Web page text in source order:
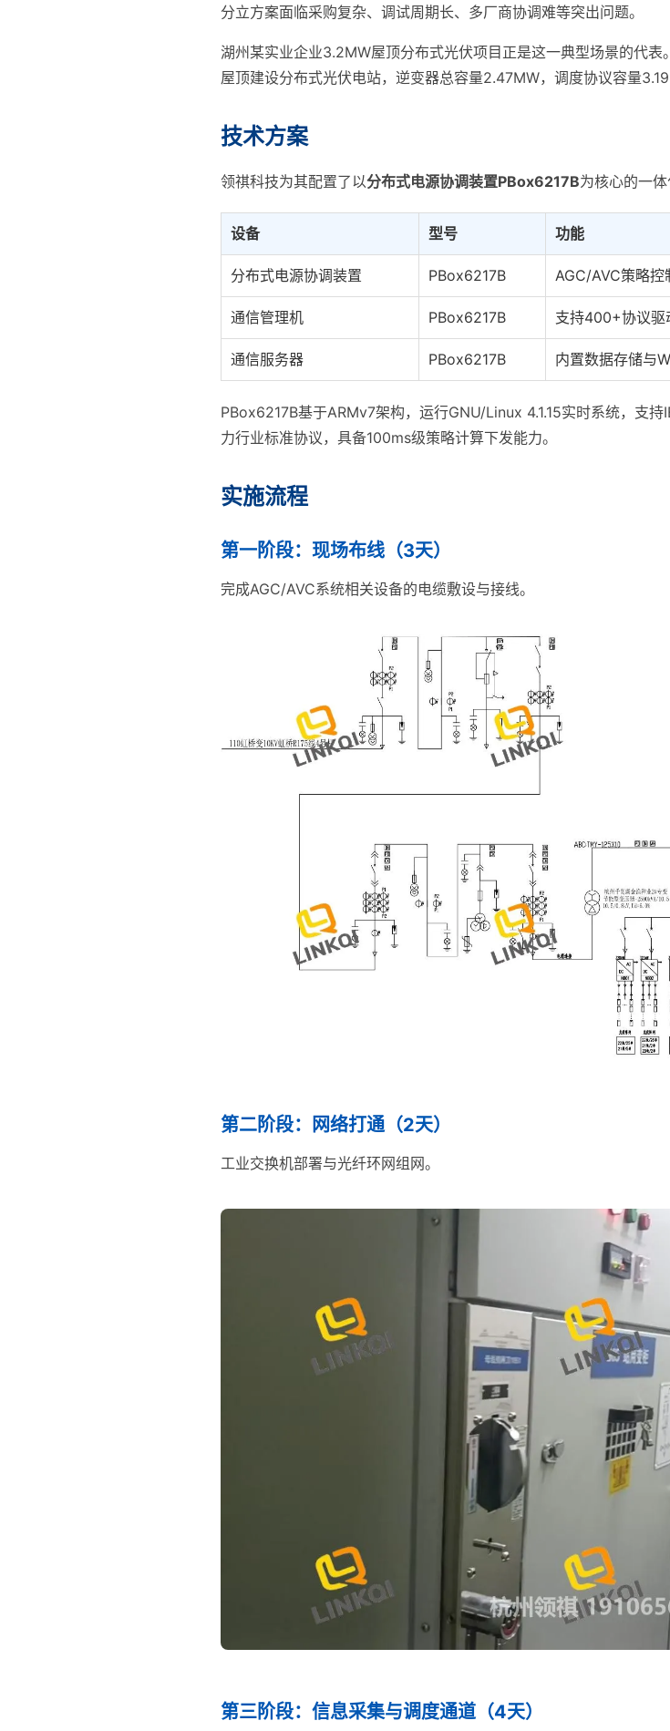
分立方案面临采购复杂、调试周期长、多厂商协调难等突出问题。
湖州某实业企业3.2MW屋顶分布式光伏项目正是这一典型场景的代
屋顶建设分布式光伏电站，逆变器总容量2.47MW，调度协议容量
技术方案
领祺科技为其配置了以分布式电源协调装置PBox6217B为核心的一体
设备 型号 功能
分布式电源协调装置 PBox6217B AGC/AVC策略
通信管理机 PBox6217B 支持400+协议驱
通信服务器 PBox6217B 内置数据存储与
PBox6217B基于ARMv7架构，运行GNU/Linux 4.1.15实时系统，支
力行业标准协议，具备100ms级策略计算下发能力。
实施流程
第一阶段：现场布线（3天）
完成AGC/AVC系统相关设备的电缆敷设与接线。
第二阶段：网络打通（2天）
工业交换机部署与光纤环网组网。
第三阶段：信息采集与调度通道（4天）